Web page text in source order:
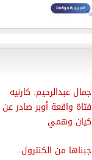
جمال عبدالرحيم: كارنيه
فتاة واقعة أوبر صادر عن
كيان وهمي
جبناها من الكنترول..